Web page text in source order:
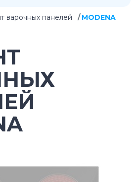
варочных панелей MODENA